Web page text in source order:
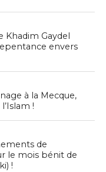
Khadim Gaydel
envers
à la Mecque,
!
de
le mois bénit de
!